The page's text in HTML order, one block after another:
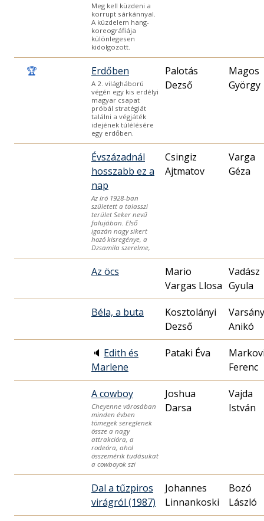
Meg kell küzdeni a
korrupt sárkánnyal.
A küzdelem hang-
koreográfiája
különlegesen
kidolgozott.
🏆 Erdőben
A 2. világháború
végén egy kis erdélyi
magyar csapat
próbál stratégiát
találni a végjáték
idejének túlélésére
egy erdőben.
Palotás
Dezső
Magos
György
Évszázadnál
hosszabb ez a
nap
Az író 1928-ban
született a talasszi
terület Seker nevű
falujában. Első
igazán nagy sikert
hozó kisregénye, a
Dzsamila szerelme,
Csingiz
Ajtmatov
Varga
Géza
Az öcs
Mario
Vargas Llosa
Vadász
Gyula
Béla, a buta
Kosztolányi
Dezső
Anikó
🔈 Edith és
Marlene
Pataki Éva
Ferenc
A cowboy
Cheyenne városában
minden évben
tömegek sereglenek
össze a nagy
attrakcióra, a
rodeóra, ahol
összemérik tudásukat
a cowboyok szi
Joshua
Darsa
Vajda
István
Dal a tűzpiros
virágról (1987)
Johannes
Linnankoski
Bozó
László